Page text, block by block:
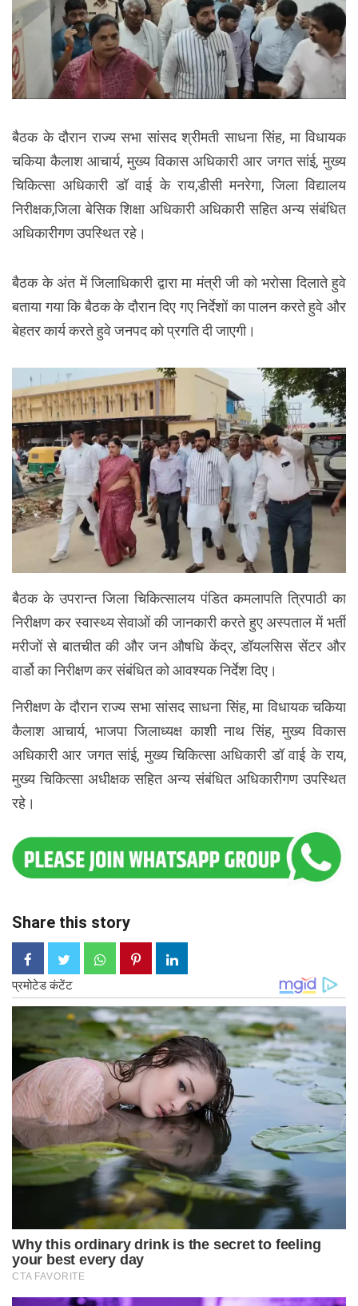
बैठक के दौरान राज्य सभा सांसद श्रीमती साधना सिंह, मा विधायक
चकिया कैलाश आचार्य, मुख्य विकास अधिकारी आर जगत सांई, मुख्य
चिकित्सा अधिकारी डॉ वाई के राय,डीसी मनरेगा, जिला विद्यालय
निरीक्षक,जिला बेसिक शिक्षा अधिकारी अधिकारी सहित अन्य संबंधित
अधिकारीगण उपस्थित रहे।
बैठक के अंत में जिलाधिकारी द्वारा मा मंत्री जी को भरोसा दिलाते हुवे
बताया गया कि बैठक के दौरान दिए गए निर्देशों का पालन करते हुवे और
बेहतर कार्य करते हुवे जनपद को प्रगति दी जाएगी।
बैठक के उपरान्त जिला चिकित्सालय पंडित कमलापति त्रिपाठी का
निरीक्षण कर स्वास्थ्य सेवाओं की जानकारी करते हुए अस्पताल में भर्ती
मरीजों से बातचीत की और जन औषधि केंद्र, डॉयलसिस सेंटर और
वार्डो का निरीक्षण कर संबंधित को आवश्यक निर्देश दिए।
निरीक्षण के दौरान राज्य सभा सांसद साधना सिंह, मा विधायक चकिया
कैलाश आचार्य, भाजपा जिलाध्यक्ष काशी नाथ सिंह, मुख्य विकास
अधिकारी आर जगत सांई, मुख्य चिकित्सा अधिकारी डॉ वाई के राय,
मुख्य चिकित्सा अधीक्षक सहित अन्य संबंधित अधिकारीगण उपस्थित
रहे।
Share this story